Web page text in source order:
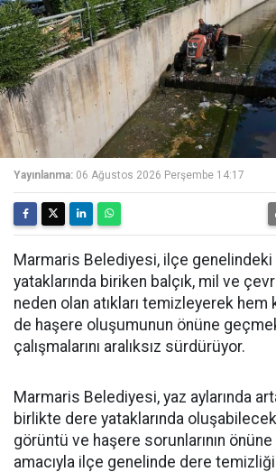
Yayınlanma: 06 Ağustos 2026 Perşembe 14:17
Marmaris Belediyesi, ilçe genelindeki
yataklarında biriken balçık, mil ve
neden olan atıkları temizleyerek
de haşere oluşumunun önüne
çalışmalarını aralıksız sürdürüyor.
Marmaris Belediyesi, yaz aylarında
birlikte dere yataklarında
görüntü ve haşere sorunlarının
amacıyla ilçe genelinde dere temizliği